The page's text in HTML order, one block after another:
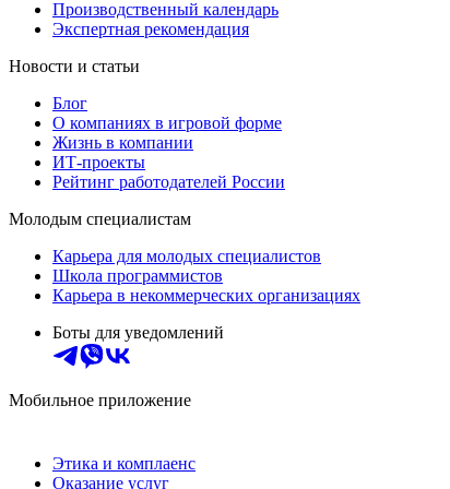
Производственный календарь
Экспертная рекомендация
Новости и статьи
Блог
О компаниях в игровой форме
Жизнь в компании
ИТ-проекты
Рейтинг работодателей России
Молодым специалистам
Карьера для молодых специалистов
Школа программистов
Карьера в некоммерческих организациях
Боты для уведомлений
Мобильное приложение
Этика и комплаенс
Оказание услуг